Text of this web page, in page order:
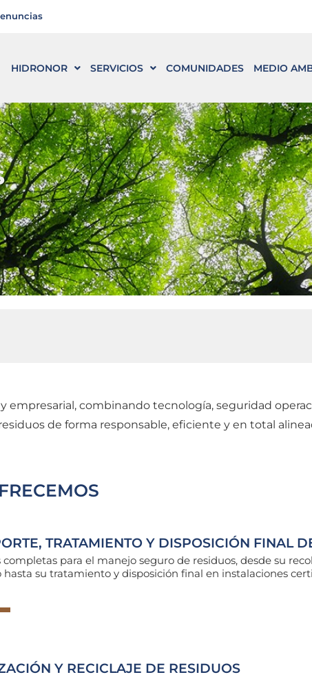
HIDRONOR SERVICIOS COMUNIDADES MEDIO
empresarial, combinando tecnología, seguridad
de forma responsable, eficiente y en total
TRATAMIENTO Y DISPOSICIÓN FINAL
completas para el manejo seguro de residuos, desde su
su tratamiento y disposición final en instalaciones
Y RECICLAJE DE RESIDUOS